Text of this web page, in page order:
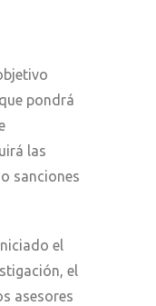
pondrá
las
sanciones
el
el
asesores